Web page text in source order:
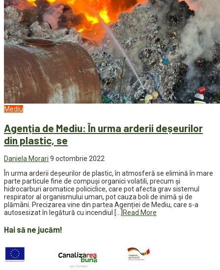
Mediu
Agenția de Mediu: În urma arderii deșeurilor
din plastic, se
Daniela Morari 9 octombrie 2022
În urma arderii deșeurilor de plastic, în atmosferă se elimină în mare
parte particule fine de compuși organici volatili, precum și
hidrocarburi aromatice policiclice, care pot afecta grav sistemul
respirator al organismului uman, pot cauza boli de inimă și de
plămâni. Precizarea vine din partea Agenției de Mediu, care s-a
autosesizat în legătură cu incendiul […]
Read More
Hai să ne jucăm!